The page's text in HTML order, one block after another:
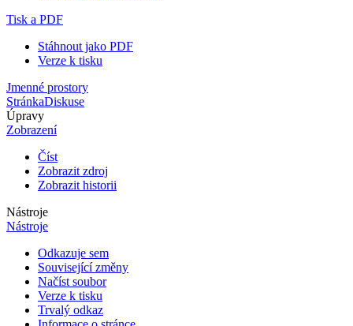
Tisk a PDF
Stáhnout jako PDF
Verze k tisku
Jmenné prostory
StránkaDiskuse
Úpravy
Zobrazení
Číst
Zobrazit zdroj
Zobrazit historii
Nástroje
Nástroje
Odkazuje sem
Související změny
Načíst soubor
Verze k tisku
Trvalý odkaz